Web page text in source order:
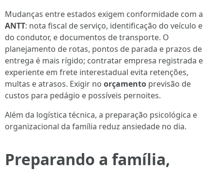
Mudanças entre estados exigem conformidade com a
ANTT: nota fiscal de serviço, identificação do veículo e
do condutor, e documentos de transporte. O
planejamento de rotas, pontos de parada e prazos de
entrega é mais rígido; contratar empresa registrada e
experiente em frete interestadual evita retenções,
multas e atrasos. Exigir no orçamento previsão de
custos para pedágio e possíveis pernoites.
Além da logística técnica, a preparação psicológica e
organizacional da família reduz ansiedade no dia.
Preparando a família,